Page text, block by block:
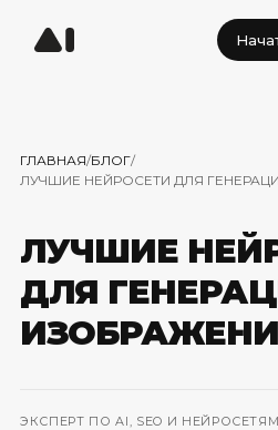
ГЛАВНАЯ/БЛОГ/
ЛУЧШИЕ НЕЙРОСЕТИ ДЛЯ
ЛУЧШИЕ
ДЛЯ
ЭКСПЕРТ ПО AI, SEO И НЕЙРОСЕТЯМ